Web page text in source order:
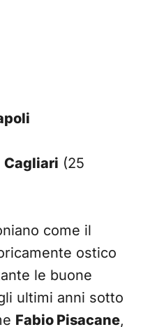
Cagliari (25
come il
ostico
le buone
ultimi anni sotto
Fabio Pisacane,